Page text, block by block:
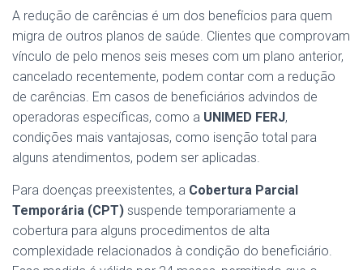
A redução de carências é um dos benefícios para quem
migra de outros planos de saúde. Clientes que comprovam
vínculo de pelo menos seis meses com um plano anterior,
cancelado recentemente, podem contar com a redução
de carências. Em casos de beneficiários advindos de
operadoras específicas, como a UNIMED FERJ,
condições mais vantajosas, como isenção total para
alguns atendimentos, podem ser aplicadas​.
Para doenças preexistentes, a Cobertura Parcial
Temporária (CPT) suspende temporariamente a
cobertura para alguns procedimentos de alta
complexidade relacionados à condição do beneficiário.